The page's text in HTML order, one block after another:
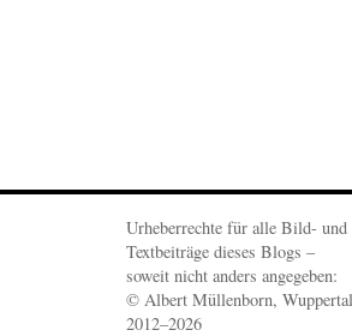
Urheberrechte für alle Bild- und
Textbeiträge dieses Blogs –
soweit nicht anders angegeben:
© Albert Müllenborn, Wuppertal
2012–2026